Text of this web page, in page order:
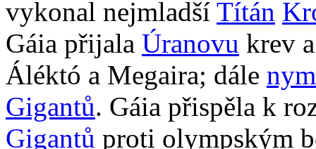
vykonal nejmladší Títán
Gáia přijala Úranovu krev
Áléktó a Megaira; dále
Gigantů. Gáia přispěla k
Gigantů proti olympským